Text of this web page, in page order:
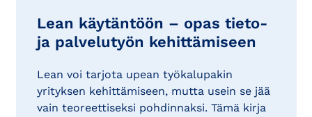
Lean käytäntöön – opas tieto-
ja palvelutyön kehittämiseen
Lean voi tarjota upean työkalupakin
yrityksen kehittämiseen, mutta usein se jää
vain teoreettiseksi pohdinnaksi. Tämä kirja